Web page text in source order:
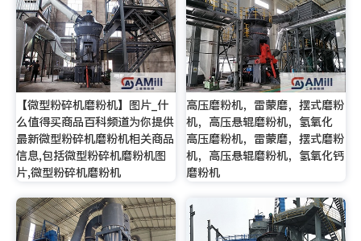
【微型粉碎机磨粉机】图片_什
么值得买商品百科频道为你提供
最新微型粉碎机磨粉机相关商品
信息,包括微型粉碎机磨粉机图
片,微型粉碎机磨粉机
高压磨粉机，雷蒙磨，摆式磨粉
机，高压悬辊磨粉机，氢氧化
高压磨粉机，雷蒙磨，摆式磨粉
机，高压悬辊磨粉机，氢氧化钙
磨粉机